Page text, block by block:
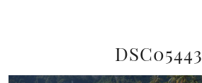
DSC05443